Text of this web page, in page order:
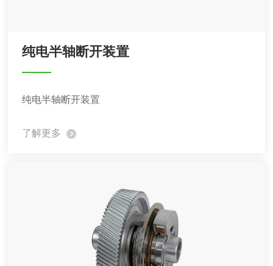
纯电半轴断开装置
纯电半轴断开装置
了解更多